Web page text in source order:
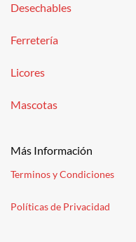
Desechables
Ferretería
Licores
Mascotas
Más Información
Terminos y Condiciones
Políticas de Privacidad